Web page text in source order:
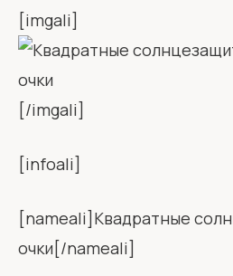
[imgali]
[/imgali]
[infoali]
[nameali]Квадратные
очки[/nameali]